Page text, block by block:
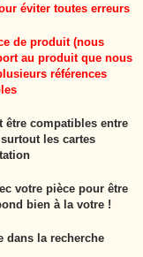
Dur HS
éviter toutes erreurs
de produit (nous
au produit que nous
références
être compatibles entre
les cartes
votre pièce pour être
bien à la votre !
dans la recherche